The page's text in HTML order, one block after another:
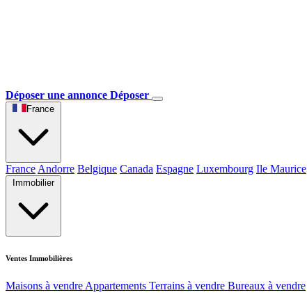
Déposer une annonce Déposer
France
France Andorre Belgique Canada Espagne Luxembourg Ile Maurice
Immobilier
Ventes Immobilières
Maisons à vendre Appartements Terrains à vendre Bureaux à vendre